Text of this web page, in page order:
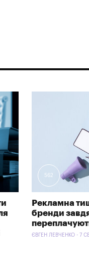
562
Рекламна
бренди
ЄВГЕН ЛЕВЧЕНКО - 7